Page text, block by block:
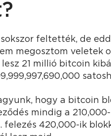
feltették, de
megosztom veletek
21 millió bitcoin
hogy a bitcoin
mindig a
420,000-ik